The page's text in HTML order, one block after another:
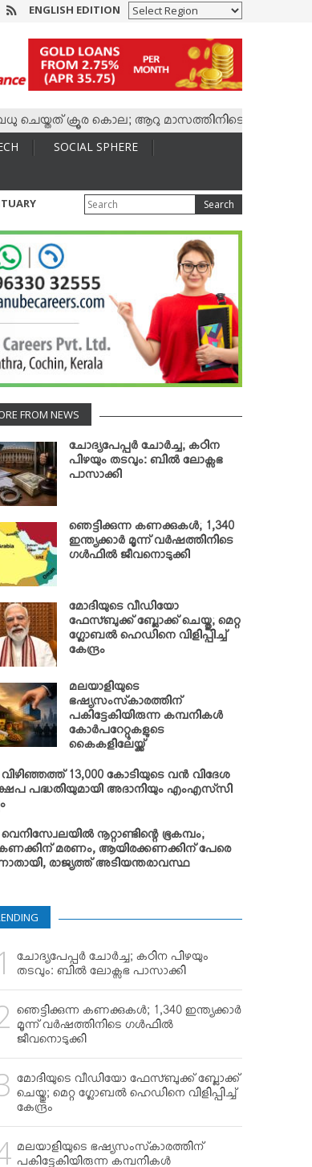
ENGLISH EDITION
ക്രൂര കൊല; ആറു മാസത്തിനിടെ കാമുകനുമായി
SOCIAL SPHERE
Search
FROM NEWS
ചോദ്യപേപ്പര്‍ ചോര്‍ച്ച; കഠിന
പിഴയും തടവും: ബില്‍ ലോക്സഭ
പാസാക്കി
ഞെട്ടിക്കുന്ന കണക്കുകള്‍; 1,340
ഇന്ത്യക്കാര്‍ മൂന്ന് വര്‍ഷത്തിനിടെ
ഗള്‍ഫില്‍ ജീവനൊടുക്കി
മോദിയുടെ വീഡിയോ
ഫേസ്ബുക്ക് ബ്ലോക്ക് ചെയ്തു; മെറ്റ
ഗ്ലോബല്‍ ഹെഡിനെ വിളിപ്പിച്ച്
കേന്ദ്രം
മലയാളിയുടെ
ഭഷ്യസംസ്‌കാരത്തിന്
പകിട്ടേകിയിരുന്ന കമ്പനികള്‍
കോര്‍പറേറ്റുകളുടെ
കൈകളിലേയ്ക്ക്
വിഴിഞ്ഞത്ത് 13,000 കോടിയുടെ വന്‍ വിദേശ
പദ്ധതിയുമായി അദാനിയും എംഎസ്‌സി
വെനിസ്വേലയില്‍ നൂറ്റാണ്ടിന്റെ ഭൂകമ്പം;
മരണം, ആയിരക്കണക്കിന് പേരെ
രാജ്യത്ത് അടിയന്തരാവസ്ഥ
ചോദ്യപേപ്പര്‍ ചോര്‍ച്ച; കഠിന പിഴയും
തടവും: ബില്‍ ലോക്സഭ പാസാക്കി
ഞെട്ടിക്കുന്ന കണക്കുകള്‍; 1,340 ഇന്ത്യക്കാര്‍
മൂന്ന് വര്‍ഷത്തിനിടെ ഗള്‍ഫില്‍
ജീവനൊടുക്കി
മോദിയുടെ വീഡിയോ ഫേസ്ബുക്ക് ബ്ലോക്ക്
ചെയ്തു; മെറ്റ ഗ്ലോബല്‍ ഹെഡിനെ വിളിപ്പിച്ച്
കേന്ദ്രം
മലയാളിയുടെ ഭഷ്യസംസ്‌കാരത്തിന്